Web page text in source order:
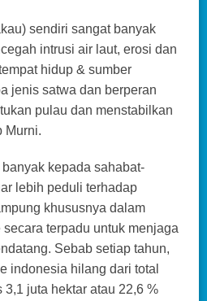
sendiri sangat banyak
intrusi air laut, erosi dan
hidup & sumber
jenis satwa dan berperan
pulau dan menstabilkan
Murni.
kepada sahabat-
lebih peduli terhadap
khususnya dalam
terpadu untuk menjaga
Sebab setiap tahun,
indonesia hilang dari total
3,1 juta hektar atau 22,6 %